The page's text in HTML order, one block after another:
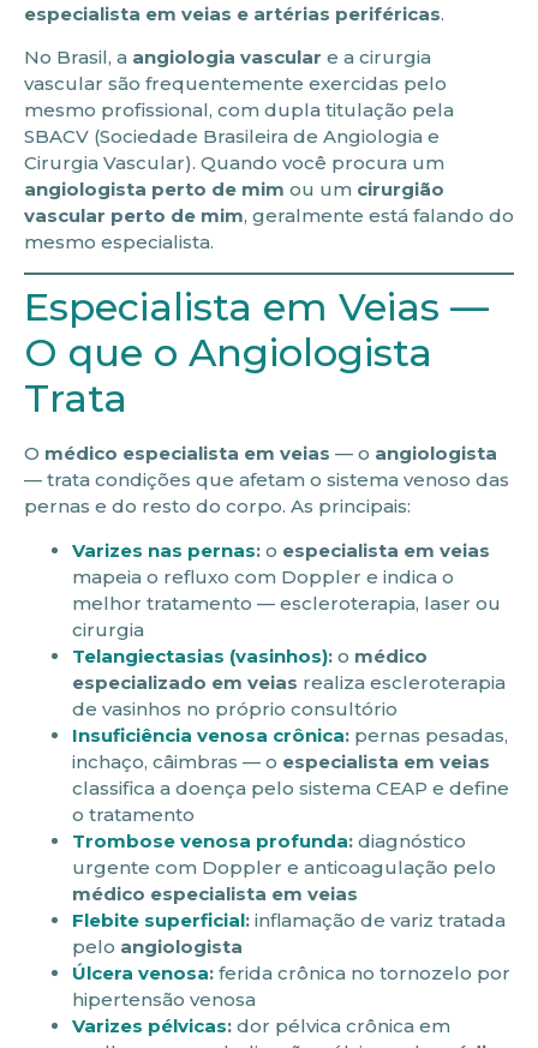
especialista em veias e artérias periféricas.
No Brasil, a angiologia vascular e a cirurgia
vascular são frequentemente exercidas pelo
mesmo profissional, com dupla titulação pela
SBACV (Sociedade Brasileira de Angiologia e
Cirurgia Vascular). Quando você procura um
angiologista perto de mim ou um cirurgião
vascular perto de mim, geralmente está falando do
mesmo especialista.
Especialista em Veias —
O que o Angiologista
Trata
O médico especialista em veias — o angiologista
— trata condições que afetam o sistema venoso das
pernas e do resto do corpo. As principais:
Varizes nas pernas: o especialista em veias
mapeia o refluxo com Doppler e indica o
melhor tratamento — escleroterapia, laser ou
cirurgia
Telangiectasias (vasinhos): o médico
especializado em veias realiza escleroterapia
de vasinhos no próprio consultório
Insuficiência venosa crônica: pernas pesadas,
inchaço, câimbras — o especialista em veias
classifica a doença pelo sistema CEAP e define
o tratamento
Trombose venosa profunda: diagnóstico
urgente com Doppler e anticoagulação pelo
médico especialista em veias
Flebite superficial: inflamação de variz tratada
pelo angiologista
Úlcera venosa: ferida crônica no tornozelo por
hipertensão venosa
Varizes pélvicas: dor pélvica crônica em